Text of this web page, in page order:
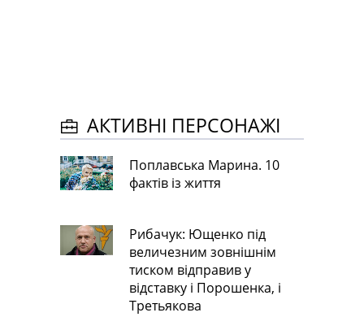
АКТИВНІ ПЕРСОНАЖІ
Поплавська Марина. 10
фактів із життя
Рибачук: Ющенко під
величезним зовнішнім
тиском відправив у
відставку і Порошенка, і
Третьякова